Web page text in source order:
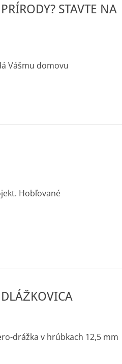
STAVTE NA
Vášmu domovu
Hobľované
DLÁŽKOVICA
drážka v hrúbkach 12,5 mm